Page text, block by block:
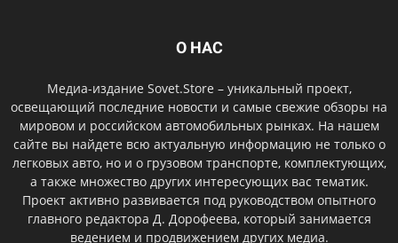
О НАС
Медиа-издание Sovet.Store – уникальный проект,
освещающий последние новости и самые свежие обзоры на
мировом и российском автомобильных рынках. На нашем
сайте вы найдете всю актуальную информацию не только о
легковых авто, но и о грузовом транспорте, комплектующих,
а также множество других интересующих вас тематик.
Проект активно развивается под руководством опытного
главного редактора Д. Дорофеева, который занимается
ведением и продвижением других медиа.